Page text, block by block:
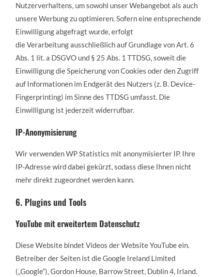
Nutzerverhaltens, um sowohl unser Webangebot als auch
unsere Werbung zu optimieren. Sofern eine entsprechende
Einwilligung abgefragt wurde, erfolgt
die Verarbeitung ausschließlich auf Grundlage von Art. 6
Abs. 1 lit. a DSGVO und § 25 Abs. 1 TTDSG, soweit die
Einwilligung die Speicherung von Cookies oder den Zugriff
auf Informationen im Endgerät des Nutzers (z. B. Device-
Fingerprinting) im Sinne des TTDSG umfasst. Die
Einwilligung ist jederzeit widerrufbar.
IP-Anonymisierung
Wir verwenden WP Statistics mit anonymisierter IP. Ihre
IP-Adresse wird dabei gekürzt, sodass diese Ihnen nicht
mehr direkt zugeordnet werden kann.
6. Plugins und Tools
YouTube mit erweitertem Datenschutz
Diese Website bindet Videos der Website YouTube ein.
Betreiber der Seiten ist die Google Ireland Limited
(„Google“), Gordon House, Barrow Street, Dublin 4, Irland.